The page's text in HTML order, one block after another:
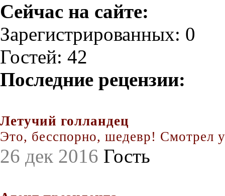
Сейчас на сайте:
Зарегистрированных: 0
Гостей: 42
Последние рецензии:
Летучий голландец
Это, бесспорно, шедевр! Смотрел
26 дек 2016 Гость